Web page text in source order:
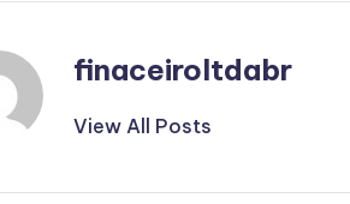
finaceiroltdabr
View All Posts